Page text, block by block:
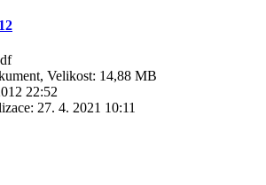
Velikost: 14,88 MB
22:52
27. 4. 2021 10:11